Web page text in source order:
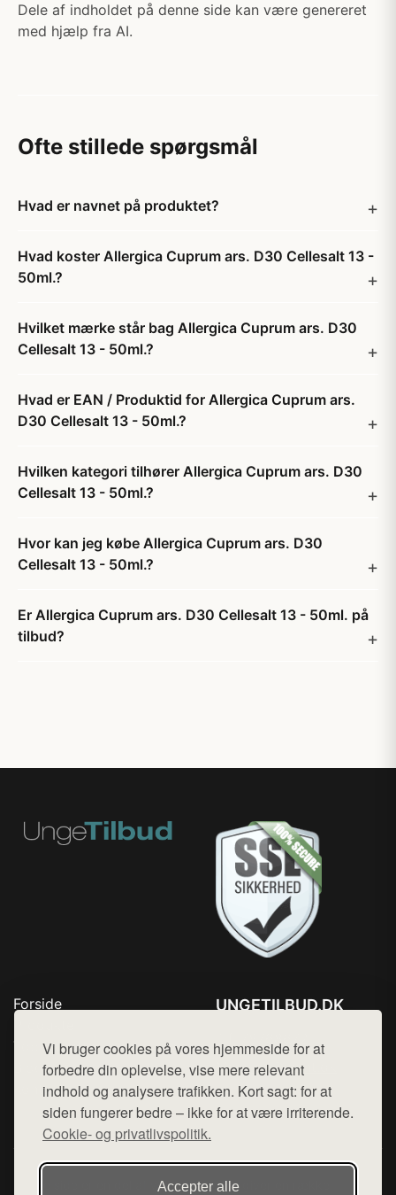
Vi bruger cookies på vores hjemmeside for at
forbedre din oplevelse, vise mere relevant
indhold og analysere trafikken. Kort sagt: for at
siden fungerer bedre – ikke for at være irriterende.
Cookie- og privatlivspolitik.
Accepter alle
Dele af indholdet på denne side kan være genereret
med hjælp fra AI.
Ofte stillede spørgsmål
Hvad er navnet på produktet?
Hvad koster Allergica Cuprum ars. D30 Cellesalt 13 -
50ml.?
Hvilket mærke står bag Allergica Cuprum ars. D30
Cellesalt 13 - 50ml.?
Hvad er EAN / Produktid for Allergica Cuprum ars.
D30 Cellesalt 13 - 50ml.?
Hvilken kategori tilhører Allergica Cuprum ars. D30
Cellesalt 13 - 50ml.?
Hvor kan jeg købe Allergica Cuprum ars. D30
Cellesalt 13 - 50ml.?
Er Allergica Cuprum ars. D30 Cellesalt 13 - 50ml. på
tilbud?
Forside
Top Rabatter
Blog
Kontakt
UNGETILBUD.DK
Mail: hej@want.dk
Cookie- og privatlivspolitik
Denne side er en del af want.dk, der udgiver en række